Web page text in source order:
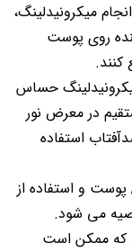
میکرونیدلینگ،
روی پوست
کنند.
حساس
در معرض نور
استفاده
و استفاده از
می شود.
که ممکن است